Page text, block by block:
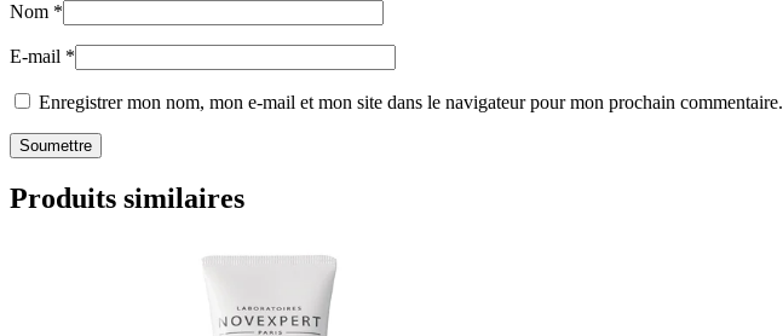
Nom *
E-mail *
Enregistrer mon nom, mon e-mail et mon site dans le navigateur pour mon prochain commentaire.
Produits similaires